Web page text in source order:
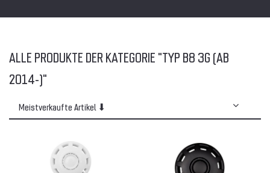
ALLE PRODUKTE DER KATEGORIE "TYP B8 3G (AB
2014-)"